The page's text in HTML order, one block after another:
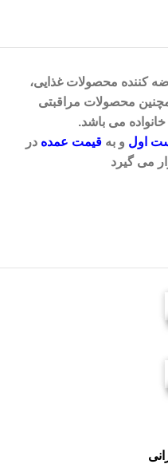
کننده محصولات غذایی،
محصولات مراقبتی
می باشد.
اول و به قیمت عمده در
می گیرد